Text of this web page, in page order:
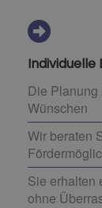
Individuelle
Die Planung
Wünschen
Wir beraten
Sie erhalten
ohne